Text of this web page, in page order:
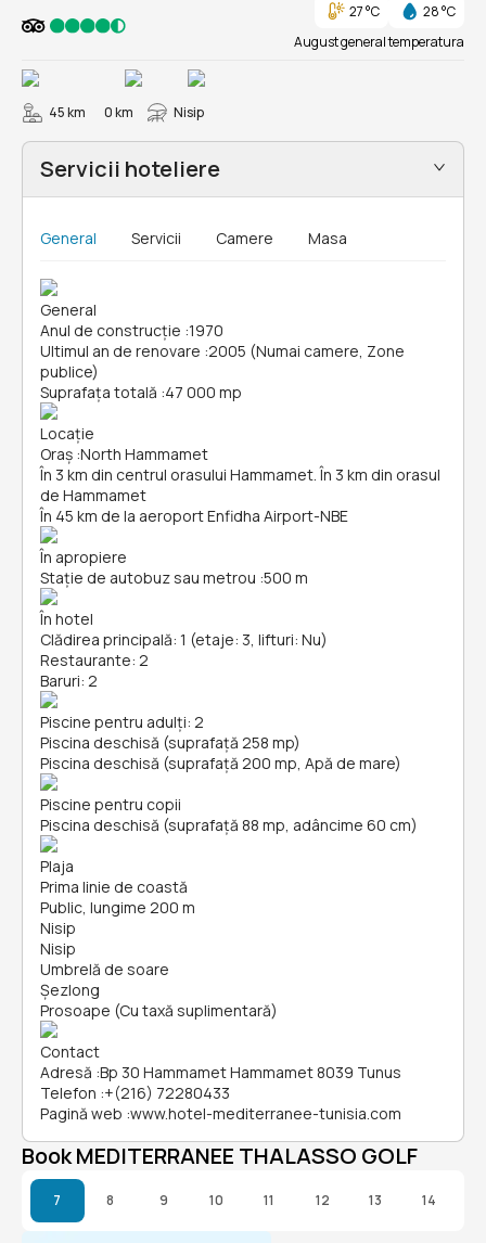
27 °C
28 °C
August general temperatura
45 km 0 km Nisip
Servicii hoteliere
General Servicii Camere Masa
General
Anul de construcție :1970
Ultimul an de renovare :2005 (Numai camere, Zone
publice)
Suprafața totală :47 000 mp
Locație
Oraș :North Hammamet
În 3 km din centrul orasului Hammamet. În 3 km din orasul
de Hammamet
În 45 km de la aeroport Enfidha Airport-NBE
În apropiere
Stație de autobuz sau metrou :500 m
În hotel
Clădirea principală: 1 (etaje: 3, lifturi: Nu)
Restaurante: 2
Baruri: 2
Piscine pentru adulți: 2
Piscina deschisă (suprafață 258 mp)
Piscina deschisă (suprafață 200 mp, Apă de mare)
Piscine pentru copii
Piscina deschisă (suprafață 88 mp, adâncime 60 cm)
Plaja
Prima linie de coastă
Public, lungime 200 m
Nisip
Nisip
Umbrelă de soare
Șezlong
Prosoape (Cu taxă suplimentară)
Contact
Adresă :Bp 30 Hammamet Hammamet 8039 Tunus
Telefon :+(216) 72280433
Pagină web :www.hotel-mediterranee-tunisia.com
Book MEDITERRANEE THALASSO GOLF
7 8 9 10 11 12 13 14